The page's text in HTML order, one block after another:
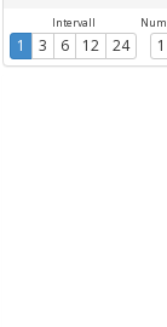
Intervall
1 3 6 12 24 1